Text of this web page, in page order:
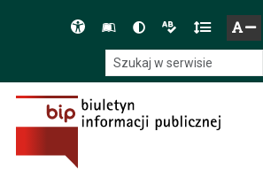
Przejdź do głównego
Przejdź do treści
Przejdź do mapy
Deklaracja
SłownikWersjaWersja
tekstowa
Gęstość
tekstu